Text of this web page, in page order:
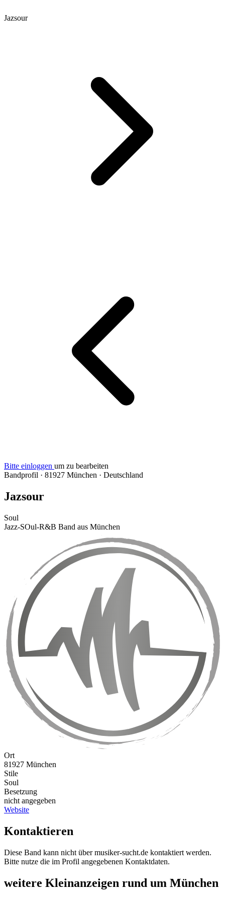
Jazsour
Bitte einloggen um zu bearbeiten
Bandprofil · 81927 München · Deutschland
Jazsour
Soul
Jazz-SOul-R&B Band aus München
Ort
81927 München
Stile
Soul
Besetzung
nicht angegeben
Website
Kontaktieren
Diese Band kann nicht über musiker-sucht.de kontaktiert werden.
Bitte nutze die im Profil angegebenen Kontaktdaten.
weitere Kleinanzeigen rund um München